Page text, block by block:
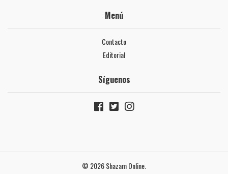
Menú
Contacto
Editorial
Síguenos
© 2026 Shazam Online.